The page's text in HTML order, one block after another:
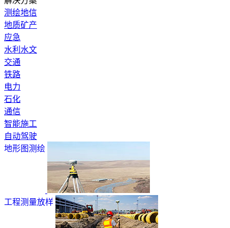
测绘地信
地质矿产
应急
水利水文
交通
铁路
电力
石化
通信
智能施工
自动驾驶
地形图测绘
工程测量放样